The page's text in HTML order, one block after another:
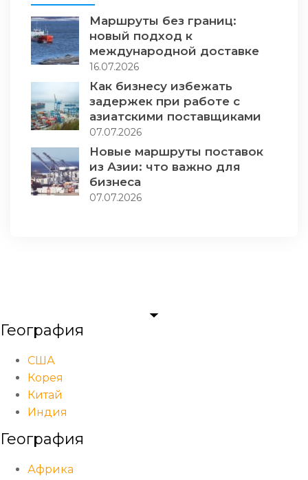
Маршруты без границ:
новый подход к
международной доставке
16.07.2026
Как бизнесу избежать
задержек при работе с
азиатскими поставщиками
07.07.2026
Новые маршруты поставок
из Азии: что важно для
бизнеса
07.07.2026
География
США
Корея
Китай
Индия
География
Африка